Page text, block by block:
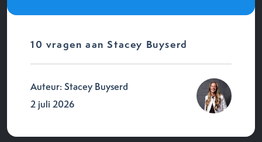
10 vragen aan Stacey Buyserd
Auteur: Stacey Buyserd
2 juli 2026